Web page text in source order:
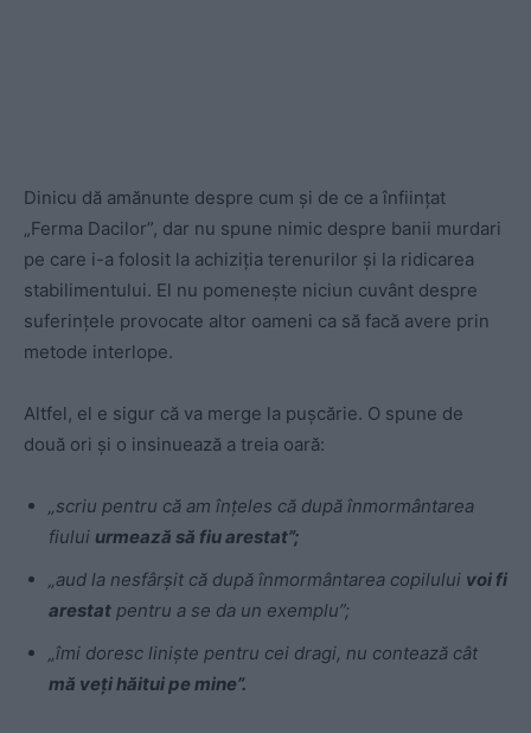
Dinicu dă amănunte despre cum și de ce a înființat
„Ferma Dacilor”, dar nu spune nimic despre banii murdari
pe care i-a folosit la achiziția terenurilor și la ridicarea
stabilimentului. El nu pomenește niciun cuvânt despre
suferințele provocate altor oameni ca să facă avere prin
metode interlope.
Altfel, el e sigur că va merge la pușcărie. O spune de
două ori și o insinuează a treia oară:
„scriu pentru că am înțeles că după înmormântarea
fiului urmează să fiu arestat”;
„aud la nesfârșit că după înmormântarea copilului voi fi
arestat pentru a se da un exemplu”;
„îmi doresc liniște pentru cei dragi, nu contează cât
mă veți hăitui pe mine”.